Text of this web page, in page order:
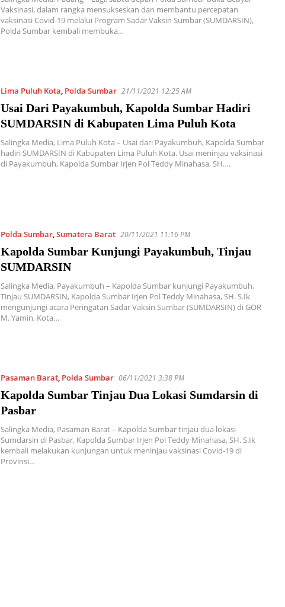
Vaksinasi, dalam rangka mensukseskan dan membantu percepatan
vaksinasi Covid-19 melalui Program Sadar Vaksin Sumbar (SUMDARSIN),
Polda Sumbar kembali membuka…
Lima Puluh Kota, Polda Sumbar 21/11/2021 12:25 AM
Usai Dari Payakumbuh, Kapolda Sumbar Hadiri
SUMDARSIN di Kabupaten Lima Puluh Kota
Salingka Media, Lima Puluh Kota – Usai dari Payakumbuh, Kapolda Sumbar
hadiri SUMDARSIN di Kabupaten Lima Puluh Kota. Usai meninjau vaksinasi
di Payakumbuh, Kapolda Sumbar Irjen Pol Teddy Minahasa, SH….
Polda Sumbar,Sumatera Barat 20/11/2021 11:16 PM
Kapolda Sumbar Kunjungi Payakumbuh, Tinjau
SUMDARSIN
Salingka Media, Payakumbuh – Kapolda Sumbar kunjungi Payakumbuh,
Tinjau SUMDARSIN, Kapolda Sumbar Irjen Pol Teddy Minahasa, SH. S.Ik
mengunjungi acara Peringatan Sadar Vaksin Sumbar (SUMDARSIN) di GOR
M. Yamin, Kota…
Pasaman Barat, Polda Sumbar 06/11/2021 3:38 PM
Kapolda Sumbar Tinjau Dua Lokasi Sumdarsin di
Pasbar
Salingka Media, Pasaman Barat – Kapolda Sumbar tinjau dua lokasi
Sumdarsin di Pasbar, Kapolda Sumbar Irjen Pol Teddy Minahasa, SH. S.Ik
kembali melakukan kunjungan untuk meninjau vaksinasi Covid-19 di
Provinsi…